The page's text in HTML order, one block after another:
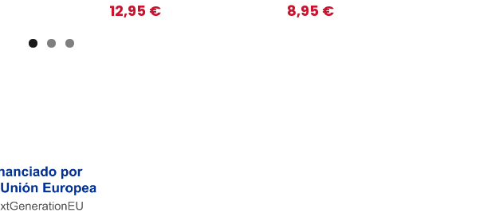
12,95 €
8,95 €